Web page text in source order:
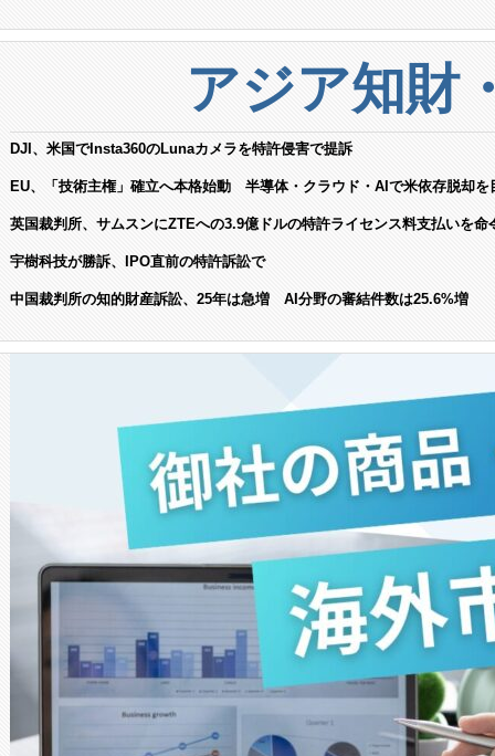
アジア知財
DJI、米国でInsta360のLunaカメラを特許侵害で提訴
EU、「技術主権」確立へ本格始動 半導体・クラウド・AIで米依存脱却を
英国裁判所、サムスンにZTEへの3.9億ドルの特許ライセンス料支払いを命
宇樹科技が勝訴、IPO直前の特許訴訟で
中国裁判所の知的財産訴訟、25年は急増 AI分野の審結件数は25.6%増